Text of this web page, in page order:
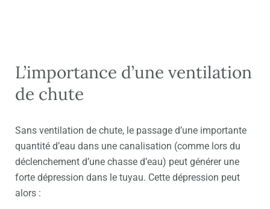
L’importance d’une ventilation
de chute
Sans ventilation de chute, le passage d’une importante
quantité d’eau dans une canalisation (comme lors du
déclenchement d’une chasse d’eau) peut générer une
forte dépression dans le tuyau. Cette dépression peut
alors :